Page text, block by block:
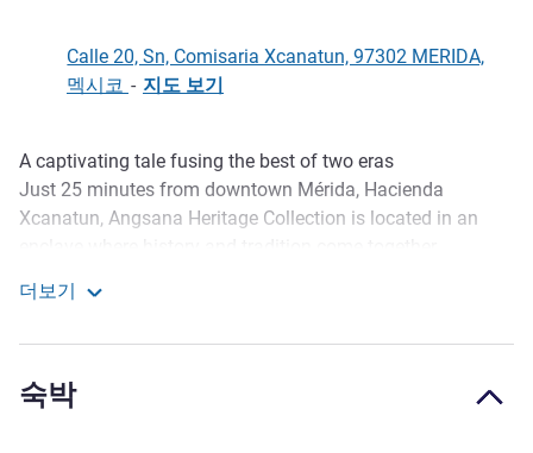
Calle 20, Sn, Comisaria Xcanatun, 97302 MERIDA,
멕시코 - 지도 보기
호텔설명
A captivating tale fusing the best of two eras
Just 25 minutes from downtown Mérida, Hacienda
Xcanatun, Angsana Heritage Collection is located in an
iconic henequen (sisal) haciendas in the Yucatan.
brand new, exquisitely designed suites.
더보기
숙박